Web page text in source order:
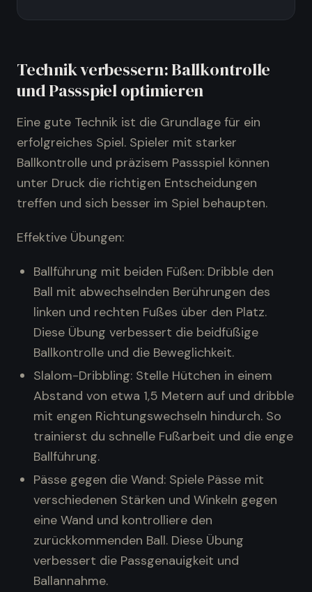
Technik verbessern: Ballkontrolle
und Passspiel optimieren
Eine gute Technik ist die Grundlage für ein
erfolgreiches Spiel. Spieler mit starker
Ballkontrolle und präzisem Passspiel können
unter Druck die richtigen Entscheidungen
treffen und sich besser im Spiel behaupten.
Effektive Übungen:
Ballführung mit beiden Füßen: Dribble den
Ball mit abwechselnden Berührungen des
linken und rechten Fußes über den Platz.
Diese Übung verbessert die beidfüßige
Ballkontrolle und die Beweglichkeit.
Slalom-Dribbling: Stelle Hütchen in einem
Abstand von etwa 1,5 Metern auf und dribble
mit engen Richtungswechseln hindurch. So
trainierst du schnelle Fußarbeit und die enge
Ballführung.
Pässe gegen die Wand: Spiele Pässe mit
verschiedenen Stärken und Winkeln gegen
eine Wand und kontrolliere den
zurückkommenden Ball. Diese Übung
verbessert die Passgenauigkeit und
Ballannahme.